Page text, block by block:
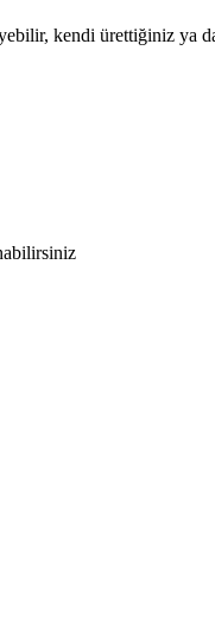
kendi ürettiğiniz ya